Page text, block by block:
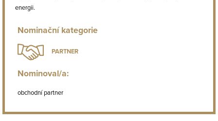
energii.
Nominační kategorie
PARTNER
Nominoval/a:
obchodní partner